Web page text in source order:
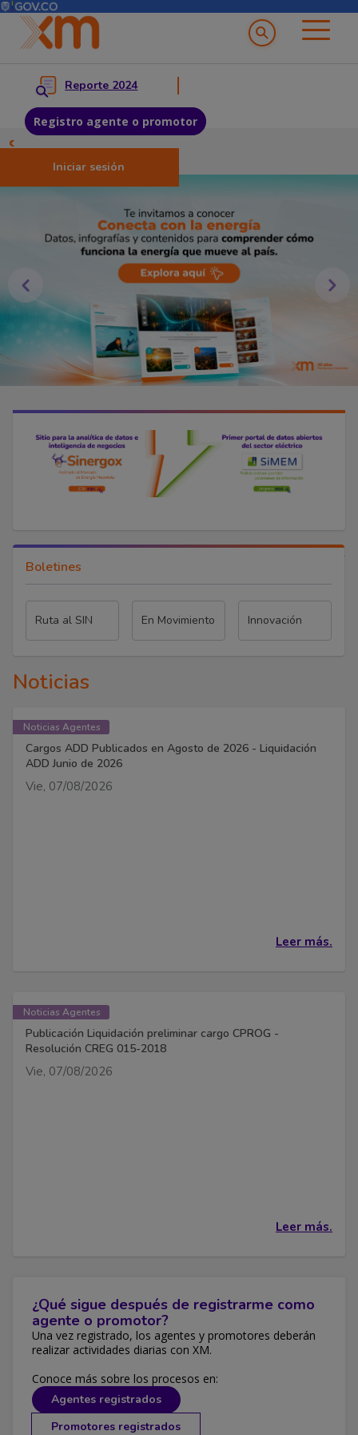
Pasar al contenido principal
Menú del Usuario
Reporte 2024
Registro agente o promotor
Iniciar sesión
Menu principal
Boletines
Ruta al SIN En Movimiento Innovación
Noticias
Noticias Agentes
Cargos ADD Publicados en Agosto de 2026 - Liquidación
ADD Junio de 2026
Vie, 07/08/2026
Leer más.
Noticias Agentes
Publicación Liquidación preliminar cargo CPROG -
Resolución CREG 015-2018
Vie, 07/08/2026
Leer más.
¿Qué sigue después de registrarme como
agente o promotor?
Una vez registrado, los agentes y promotores deberán
realizar actividades diarias con XM.
Conoce más sobre los procesos en:
Agentes registrados
Promotores registrados